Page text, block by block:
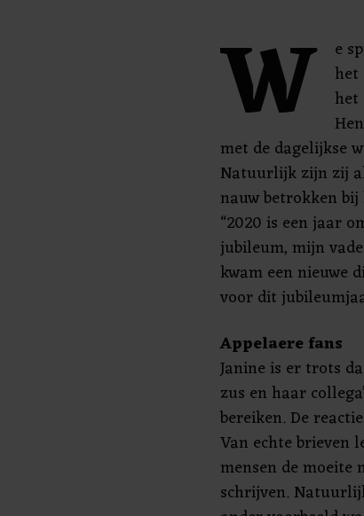
W
e
het
met de dagelijkse
Natuurlijk zijn zij
nauw betrokken
“2020 is een jaar
jubileum, mijn
kwam een nieuwe
voor dit
Appelaere fans
Janine is er trots
zus en haar
bereiken. De
Van echte brieven
mensen de moeite
schrijven.